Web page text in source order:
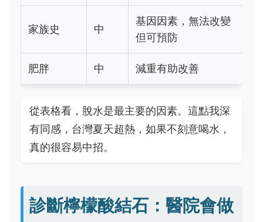
家族史 中
基因因素，無法改變
但可預防
肥胖 中 減重有助改善
從表格看，脫水是最主要的因素。這點我深
有同感，台灣夏天超熱，如果不刻意喝水，
真的很容易中招。
診斷檸檬酸結石：醫院會做